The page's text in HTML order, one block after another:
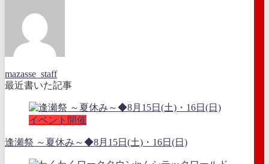
mazasse_staff
最近書いた記事
イベント開催
逢瀬祭 ～夏休み～◆8月15日(土)・16日(日)